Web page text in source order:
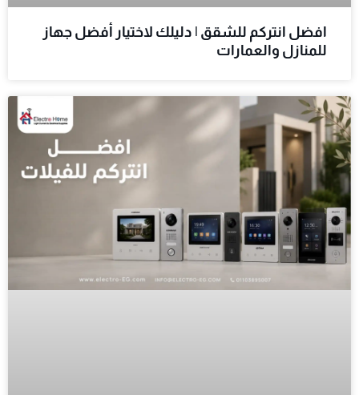
افضل انتركم للشقق | دليلك لاختيار أفضل جهاز
للمنازل والعمارات